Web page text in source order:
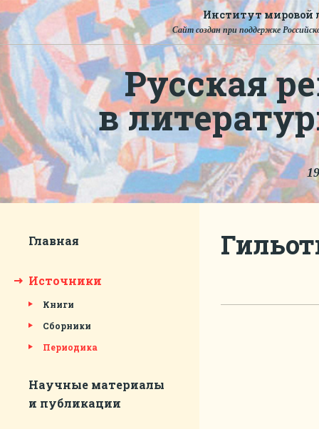
Институт мировой
Сайт создан при поддержке
Русская
в
Главная
Источники
Книги
Сборники
Периодика
Научные материалы
и публикации